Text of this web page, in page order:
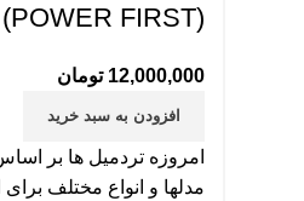
FIRST)
12,000,000 تومان
افزودن به سبد خرید
امروزه تردمیل ها بر
مدلها و انواع مختلف